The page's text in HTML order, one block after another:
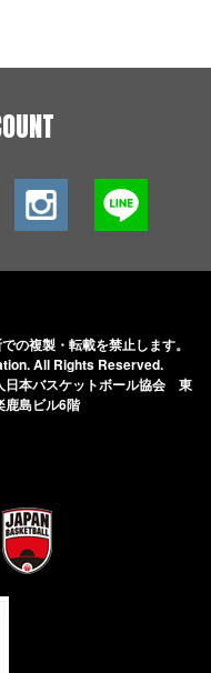
の複製・転載を禁止します。
All Rights Reserved.
本バスケットボール協会 東
鹿島ビル6階